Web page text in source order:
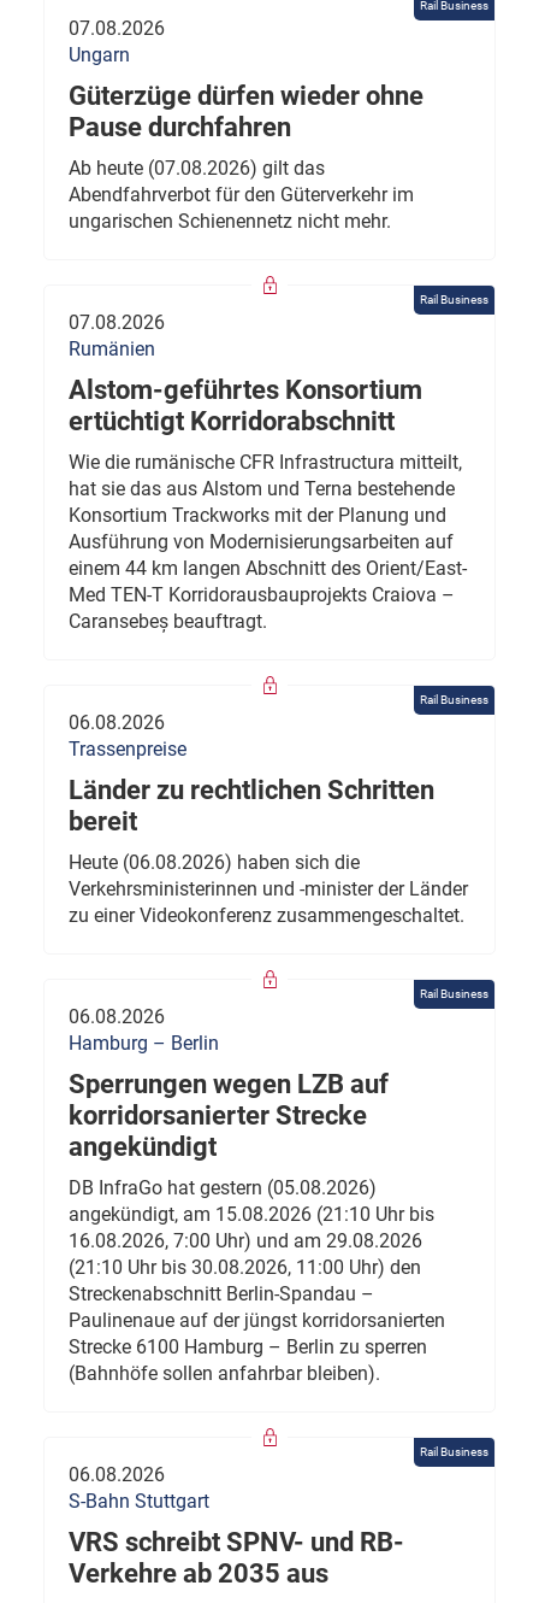
Rail Business
07.08.2026
Ungarn
Güterzüge dürfen wieder ohne
Pause durchfahren
Ab heute (07.08.2026) gilt das
Abendfahrverbot für den Güterverkehr im
ungarischen Schienennetz nicht mehr.
Rail Business
07.08.2026
Rumänien
Alstom-geführtes Konsortium
ertüchtigt Korridorabschnitt
Wie die rumänische CFR Infrastructura mitteilt,
hat sie das aus Alstom und Terna bestehende
Konsortium Trackworks mit der Planung und
Ausführung von Modernisierungsarbeiten auf
einem 44 km langen Abschnitt des Orient/East-
Med TEN-T Korridorausbauprojekts Craiova –
Caransebeș beauftragt.
Rail Business
06.08.2026
Trassenpreise
Länder zu rechtlichen Schritten
bereit
Heute (06.08.2026) haben sich die
Verkehrsministerinnen und -minister der Länder
zu einer Videokonferenz zusammengeschaltet.
Rail Business
06.08.2026
Hamburg – Berlin
Sperrungen wegen LZB auf
korridorsanierter Strecke
angekündigt
DB InfraGo hat gestern (05.08.2026)
angekündigt, am 15.08.2026 (21:10 Uhr bis
16.08.2026, 7:00 Uhr) und am 29.08.2026
(21:10 Uhr bis 30.08.2026, 11:00 Uhr) den
Streckenabschnitt Berlin-Spandau –
Paulinenaue auf der jüngst korridorsanierten
Strecke 6100 Hamburg – Berlin zu sperren
(Bahnhöfe sollen anfahrbar bleiben).
Rail Business
06.08.2026
S-Bahn Stuttgart
VRS schreibt SPNV- und RB-
Verkehre ab 2035 aus